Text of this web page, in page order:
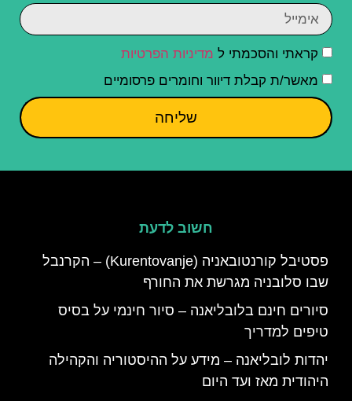
קראתי והסכמתי ל מדיניות הפרטיות
מאשר/ת קבלת דיוור וחומרים פרסומיים
שליחה
חשוב לדעת
פסטיבל קורנטובאניה (Kurentovanje) – הקרנבל
שבו סלובניה מגרשת את החורף
סיורים חינם בלובליאנה – סיור חינמי על בסיס
טיפים למדריך
יהדות לובליאנה – מידע על ההיסטוריה והקהילה
היהודית מאז ועד היום